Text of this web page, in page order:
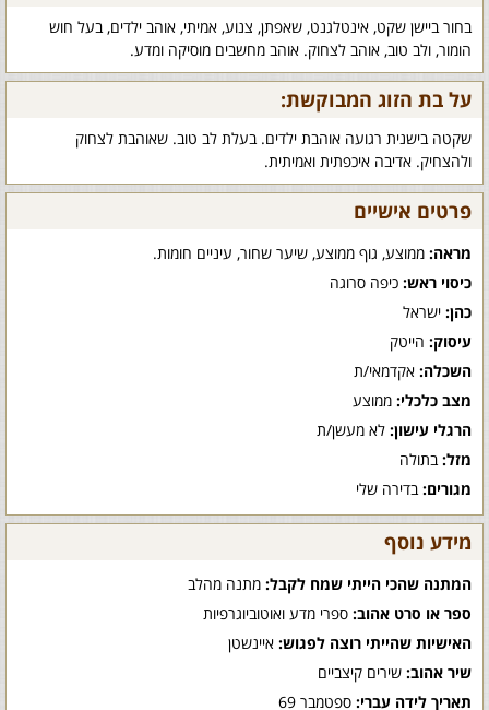
בחור ביישן שקט, אינטלגנט, שאפתן, צנוע, אמיתי, אוהב ילדים, בעל חוש
הומור, ולב טוב, אוהב לצחוק. אוהב מחשבים מוסיקה ומדע.
על בת הזוג המבוקשת:
שקטה בישנית רגועה אוהבת ילדים. בעלת לב טוב. שאוהבת לצחוק
ולהצחיק. אדיבה איכפתית ואמיתית.
פרטים אישיים
מראה: ממוצע, גוף ממוצע, שיער שחור, עיניים חומות.
כיסוי ראש: כיפה סרוגה
כהן: ישראל
עיסוק: הייטק
השכלה: אקדמאי/ת
מצב כלכלי: ממוצע
הרגלי עישון: לא מעשן/ת
מזל: בתולה
מגורים: בדירה שלי
מידע נוסף
המתנה שהכי הייתי שמח לקבל: מתנה מהלב
ספר או סרט אהוב: ספרי מדע ואוטוביוגרפיות
האישיות שהייתי רוצה לפגוש: איינשטן
שיר אהוב: שירים קיצביים
תאריך לידה עברי: ספטמבר 69